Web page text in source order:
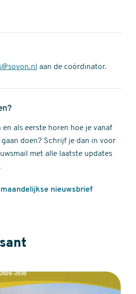
aan de coördinator.
als eerste horen hoe je vanaf
doen? Schrijf je dan in voor
met alle laatste updates
nieuwsbrief